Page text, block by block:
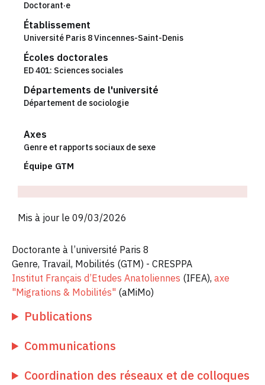
Doctorante à l’université Paris 8
Genre, Travail, Mobilités (GTM) - CRESPPA
Institut Français d’Etudes Anatoliennes (IFEA), axe
"Migrations & Mobilités" (aMiMo)
Publications
Communications
Coordination des réseaux et de colloques
Doctorant·e
Établissement
Université Paris 8 Vincennes-Saint-Denis
Écoles doctorales
ED 401: Sciences sociales
Départements de l'université
Département de sociologie
Axes
Genre et rapports sociaux de sexe
Équipe GTM
Mis à jour le 09/03/2026